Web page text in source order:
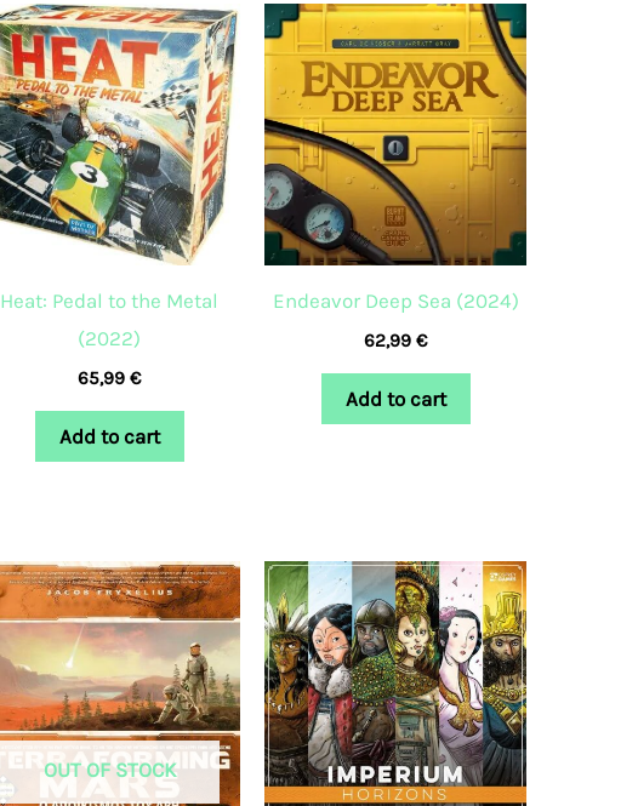
Heat: Pedal to the Metal
(2022)
65,99 €
Add to cart
Endeavor Deep Sea (2024)
62,99 €
Add to cart
OUT OF STOCK